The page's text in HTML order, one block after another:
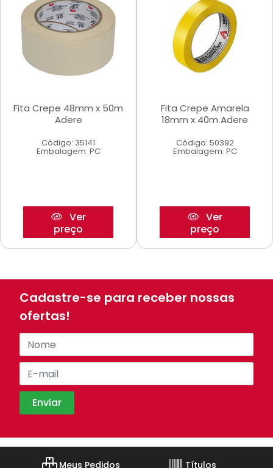
Fita Crepe 48mm x 50m
Adere
Código: 35141
Embalagem: PC
Ver
preço
Fita Crepe Amarela
18mm x 40m Adere
Código: 50392
Embalagem: PC
Ver
preço
Cadastre-se para receber nossas
ofertas!
Meus Pedidos
Títulos